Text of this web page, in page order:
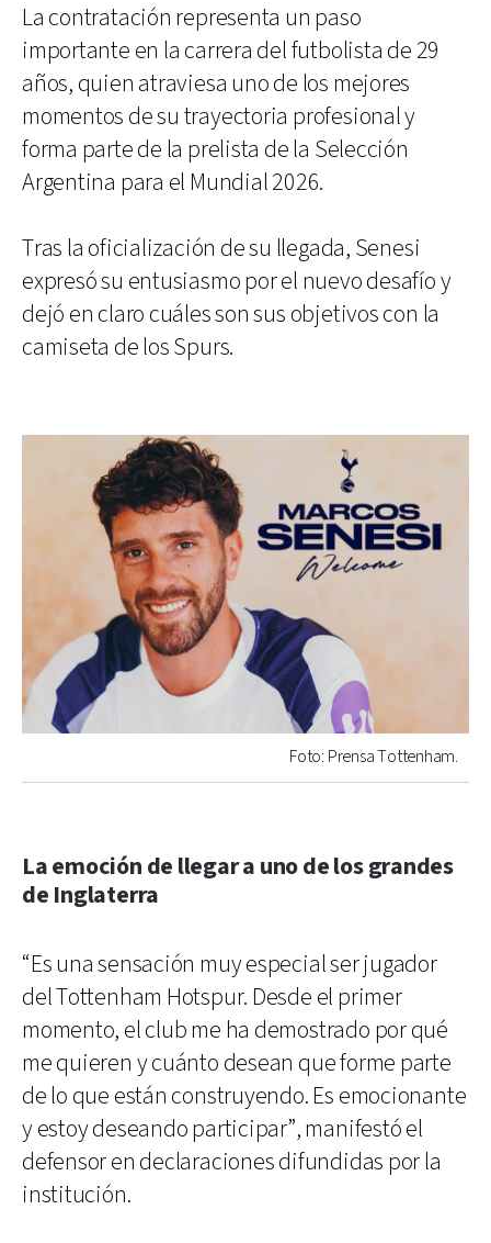
La contratación representa un paso
importante en la carrera del futbolista de 29
años, quien atraviesa uno de los mejores
momentos de su trayectoria profesional y
forma parte de la prelista de la Selección
Argentina para el Mundial 2026.
Tras la oficialización de su llegada, Senesi
expresó su entusiasmo por el nuevo desafío y
dejó en claro cuáles son sus objetivos con la
camiseta de los Spurs.
Foto: Prensa Tottenham.
La emoción de llegar a uno de los grandes
de Inglaterra
“Es una sensación muy especial ser jugador
del Tottenham Hotspur. Desde el primer
momento, el club me ha demostrado por qué
me quieren y cuánto desean que forme parte
de lo que están construyendo. Es emocionante
y estoy deseando participar”, manifestó el
defensor en declaraciones difundidas por la
institución.